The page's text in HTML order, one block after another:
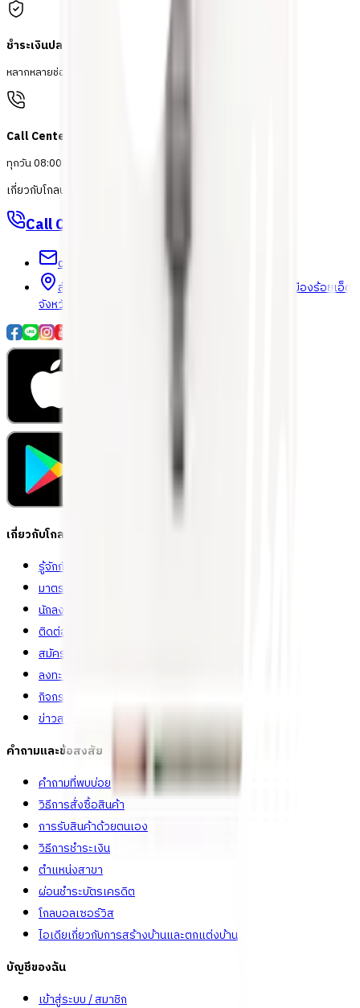
ชำระเงินปลอดภัย
หลากหลายช่องทาง
Call Center 1160
ทุกวัน 08:00 - 20:00 น.
เกี่ยวกับโกลบอลเฮ้าส์
Call Center
callcenter@globalhouse.co.th
สำนักงานใหญ่: 232 หมู่ที่ 19 ตำบลรอบเมือง อำเภอเมืองร้อยเอ็ด
จังหวัดร้อยเอ็ด 45000 (เวลาทำการ 08:30 - 17:30 น.)
เกี่ยวกับโกลบอลเฮ้าส์
รู้จักกับโกลบอลเฮ้าส์
มาตรการป้องกันและคัดกรอง COVID-19
นักลงทุนสัมพันธ์
ติดต่อนักลงทุนสัมพันธ์
สมัครงาน
ลงทะเบียนเป็นผู้ค้า
กิจกรรมด้านความยั่งยืน
ข่าวสารและกิจกรรม
คำถามและข้อสงสัย
คำถามที่พบบ่อย
วิธีการสั่งซื้อสินค้า
การรับสินค้าด้วยตนเอง
วิธีการชำระเงิน
ตำแหน่งสาขา
ผ่อนชำระบัตรเครดิต
โกลบอลเซอร์วิส
ไอเดียเกี่ยวกับการสร้างบ้านและตกแต่งบ้าน
บัญชีของฉัน
เข้าสู่ระบบ / สมาชิก